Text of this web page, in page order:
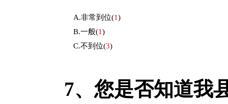
A.非常到位(1)
B.一般(1)
C.不到位(3)
7、 您是否知道我